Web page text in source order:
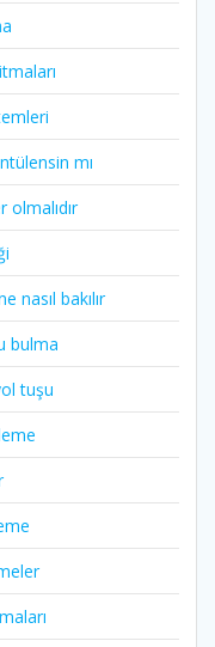
mı
olmalıdır
nasıl bakılır
bulma
tuşu